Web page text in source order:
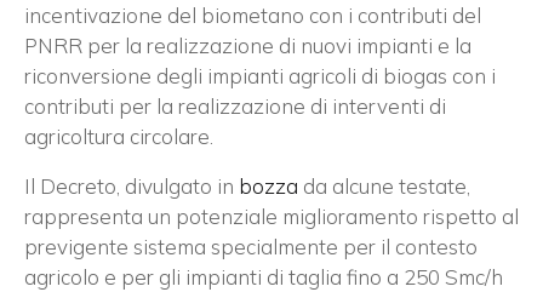
incentivazione del biometano con i contributi del
PNRR per la realizzazione di nuovi impianti e la
riconversione degli impianti agricoli di biogas con i
contributi per la realizzazione di interventi di
agricoltura circolare.
Il Decreto, divulgato in bozza da alcune testate,
rappresenta un potenziale miglioramento rispetto al
previgente sistema specialmente per il contesto
agricolo e per gli impianti di taglia fino a 250 Smc/h